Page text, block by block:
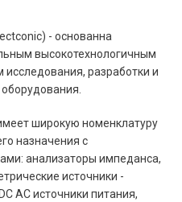
- основанна
высокотехнологичным
разработки и
широкую номенклатуру
назначения с
анализаторы импеданса,
источники -
AC источники питания,